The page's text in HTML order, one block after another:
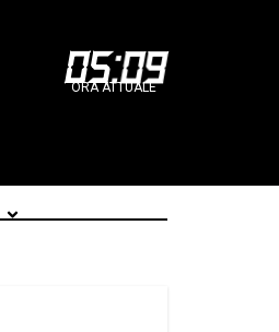
05:09
ORA ATTUALE